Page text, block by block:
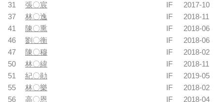
31
張〇宸 IF
2017-10
37
林〇逸 IF
2018-11
41
陳〇熏 IF
2018-06
46
劉〇衡 IF
2018-06
47
陳〇穆 IF
2018-02
50
林〇緯 IF
2018-11
51
紀〇勛 IF
2019-05
55
林〇樂 IF
2018-02
56
高〇恩 IF
2018-04